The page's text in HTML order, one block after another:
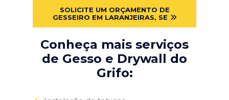
SOLICITE UM ORÇAMENTO DE
GESSEIRO EM LARANJEIRAS, SE
Conheça mais serviços
de Gesso e Drywall do
Grifo: